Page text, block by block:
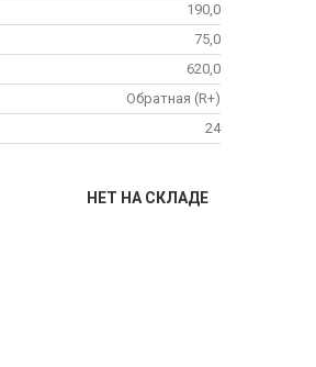
190,0
75,0
620,0
Обратная (R+)
24
НЕТ НА СКЛАДЕ